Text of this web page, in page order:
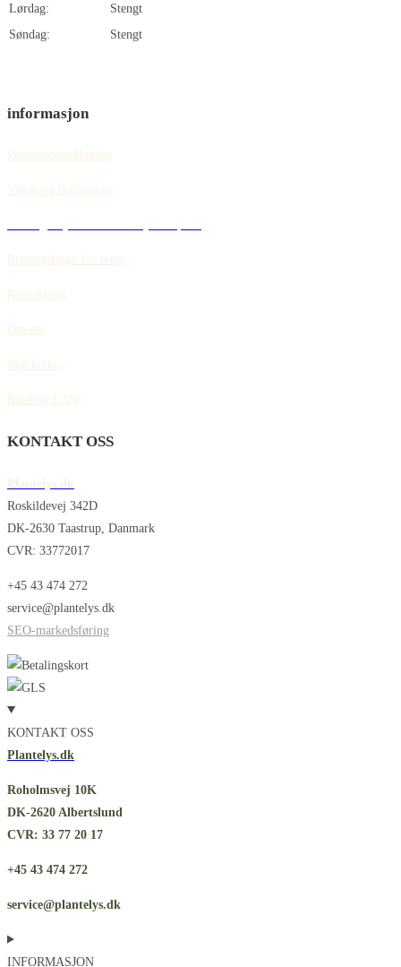
Lørdag:
Stengt
Søndag:
Stengt
informasjon
Personvernerklæring
Vilkår og betingelser
Retningslinjer for retur
Kontakt oss
Om oss
Min konto
Betaling EAN
KONTAKT OSS
Plantelys.dk
Roskildevej 342D
DK-2630 Taastrup, Danmark
CVR: 33772017
+45 43 474 272
service@plantelys.dk
SEO-markedsføring
KONTAKT OSS
Plantelys.dk
Roholmsvej 10K
DK-2620 Albertslund
CVR: 33 77 20 17
+45 43 474 272
service@plantelys.dk
INFORMASJON